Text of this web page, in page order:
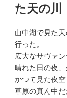
た天の川
山中湖で見た
行った。
広大なサヴァ
晴れた日の夜、
かつて見た夜空
草原の真ん中